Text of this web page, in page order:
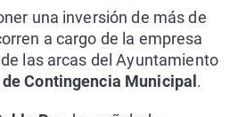
una inversión de más de
a cargo de la empresa
las arcas del Ayuntamiento
de Contingencia Municipal .